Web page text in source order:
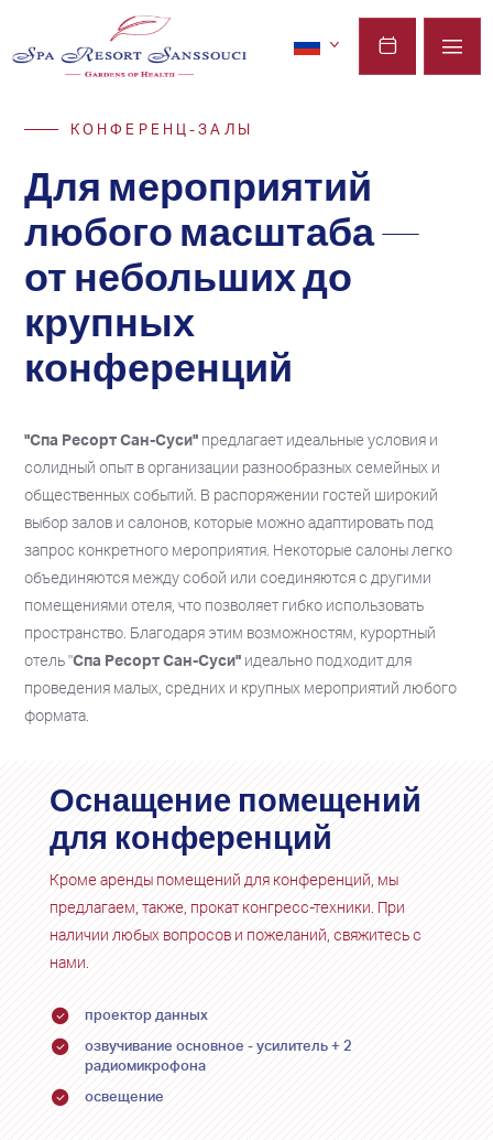
КОНФЕРЕНЦ-ЗАЛЫ
Для мероприятий
любого масштаба —
от небольших до
крупных
конференций
"Спа Ресорт Сан-Суси" предлагает идеальные условия и
солидный опыт в организации разнообразных семейных и
общественных событий. В распоряжении гостей широкий
выбор залов и салонов, которые можно адаптировать под
запрос конкретного мероприятия. Некоторые салоны легко
объединяются между собой или соединяются с другими
помещениями отеля, что позволяет гибко использовать
пространство. Благодаря этим возможностям, курортный
отель "Спа Ресорт Сан-Суси" идеально подходит для
проведения малых, средних и крупных мероприятий любого
формата.
Оснащение помещений
для конференций
Кроме аренды помещений для конференций, мы
предлагаем, также, прокат конгресс-техники. При
наличии любых вопросов и пожеланий, свяжитесь с
нами.
проектор данных
озвучивание основное - усилитель + 2
радиомикрофона
освещение